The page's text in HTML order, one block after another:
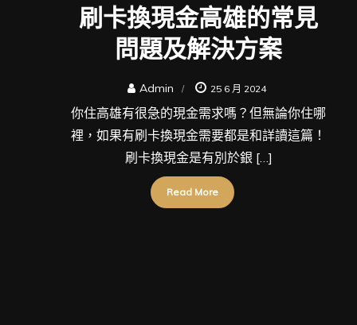
刷卡換現金高雄的常見
問題及解決方案
Admin 25 6 月 2024
你住高雄有很急的現金需求嗎？但無論你住哪
裡，如果有刷卡換現金需要都是和詳讀這篇！
刷卡換現金是有別於銀 […]
Read More